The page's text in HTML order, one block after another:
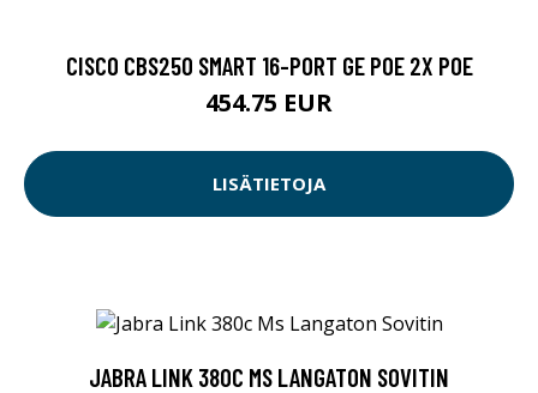
CISCO CBS250 SMART 16-PORT GE POE 2X POE
454.75 EUR
LISÄTIETOJA
JABRA LINK 380C MS LANGATON SOVITIN